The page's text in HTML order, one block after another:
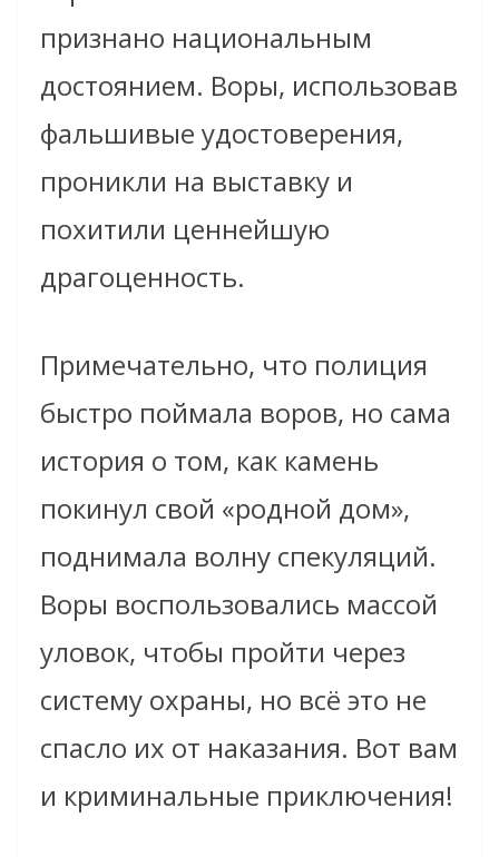
признано национальным
достоянием. Воры, использовав
фальшивые удостоверения,
проникли на выставку и
похитили ценнейшую
драгоценность.
Примечательно, что полиция
быстро поймала воров, но сама
история о том, как камень
покинул свой «родной дом»,
поднимала волну спекуляций.
Воры воспользовались массой
уловок, чтобы пройти через
систему охраны, но всё это не
спасло их от наказания. Вот вам
и криминальные приключения!